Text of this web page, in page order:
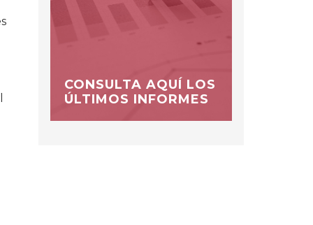
CONSULTA AQUÍ LOS
ÚLTIMOS INFORMES